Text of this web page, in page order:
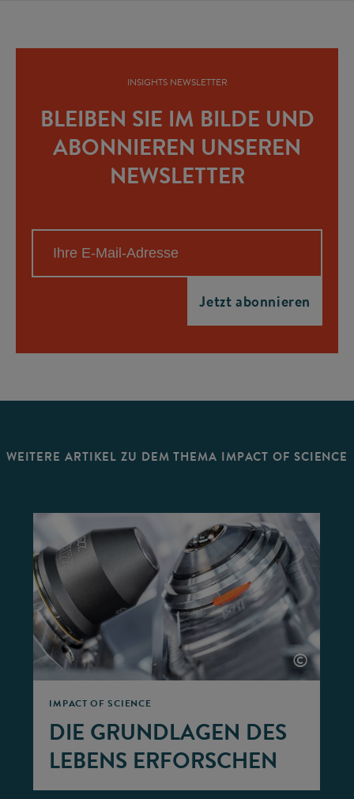
INSIGHTS NEWSLETTER
BLEIBEN SIE IM BILDE UND
ABONNIEREN UNSEREN
NEWSLETTER
WEITERE ARTIKEL ZU DEM THEMA IMPACT OF SCIENCE
IMPACT OF SCIENCE
DIE GRUNDLAGEN DES
LEBENS ERFORSCHEN
©